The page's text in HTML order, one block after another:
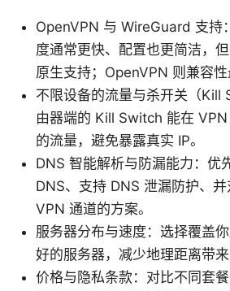
OpenVPN 与 WireGuard 支持
度通常更快、配置也更简洁，
原生支持；OpenVPN 则兼容性
不限设备的流量与杀开关（Kill
由器端的 Kill Switch 能在
的流量，避免暴露真实 IP。
DNS 智能解析与防漏能力：优
DNS、支持 DNS 泄漏防护、
VPN 通道的方案。
服务器分布与速度：选择覆盖
好的服务器，减少地理距离带来
价格与隐私条款：对比不同套